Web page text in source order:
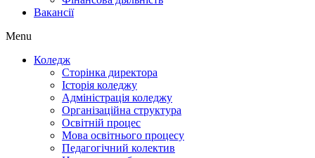
Вакансії
Menu
Коледж
Сторінка директора
Історія коледжу
Адміністрація коледжу
Організаційна структура
Освітній процес
Мова освітнього процесу
Педагогічний колектив